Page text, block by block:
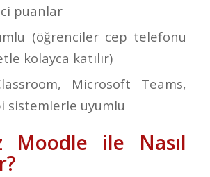
puanlar
(öğrenciler cep telefonu
kolayca katılır)
Microsoft Teams,
sistemlerle uyumlu
Moodle ile Nasıl